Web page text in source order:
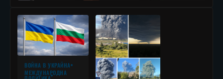
ВОЙНА В УКРАЙНА
МЕЖДУНАРОДНА